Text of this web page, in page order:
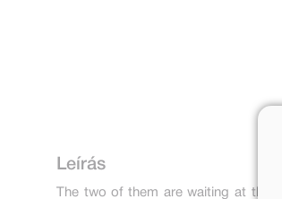
Leírás
The two of them are waiting at the